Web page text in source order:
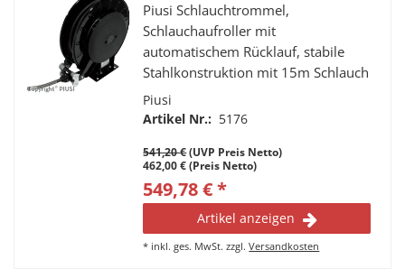
Piusi Schlauchtrommel,
Schlauchaufroller mit
automatischem Rücklauf, stabile
Stahlkonstruktion mit 15m Schlauch
geeignet für Druckluft und Wasser
Piusi
Artikel Nr.: 5176
541,20 €(UVP Preis Netto)
462,00 € (Preis Netto)
549,78 € *
Artikel anzeigen
* inkl. ges. MwSt. zzgl.Versandkosten